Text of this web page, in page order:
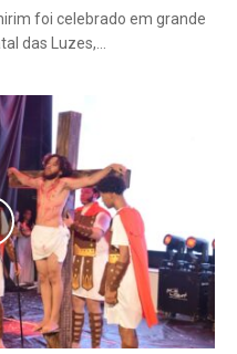
foi celebrado em grande
das Luzes,…